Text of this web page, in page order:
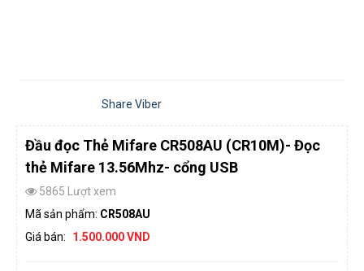
Share Viber
Đầu đọc Thẻ Mifare CR508AU (CR10M)- Đọc
thẻ Mifare 13.56Mhz- cổng USB
5865 Lượt xem
Mã sản phẩm: CR508AU
Giá bán:
1.500.000 VND